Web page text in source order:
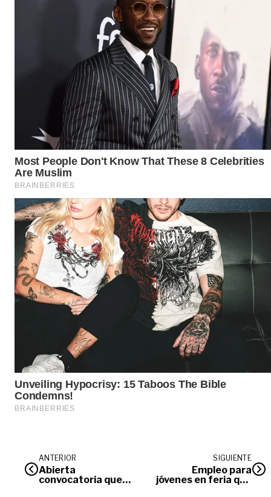
ANTERIOR
Abierta
convocatoria que
SIGUIENTE
Empleo para
jóvenes en feria que